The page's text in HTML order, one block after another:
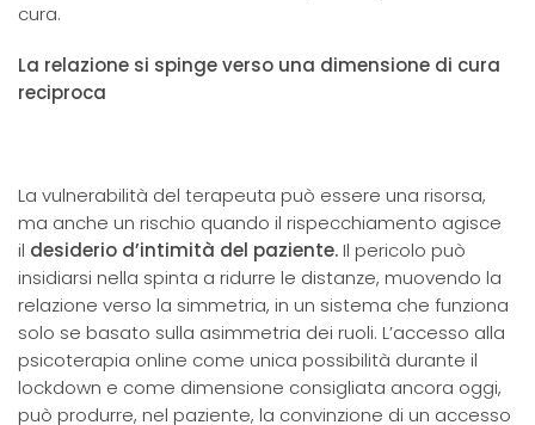
cura.
La relazione si spinge verso una dimensione di cura
reciproca
La vulnerabilità del terapeuta può essere una risorsa,
ma anche un rischio quando il rispecchiamento agisce
il desiderio d’intimità del paziente.Il pericolo può
insidiarsi nella spinta a ridurre le distanze, muovendo la
relazione verso la simmetria, in un sistema che funziona
solo se basato sulla asimmetria dei ruoli. L’accesso alla
psicoterapia online come unica possibilità durante il
lockdown e come dimensione consigliata ancora oggi,
può produrre, nel paziente, la convinzione di un accesso